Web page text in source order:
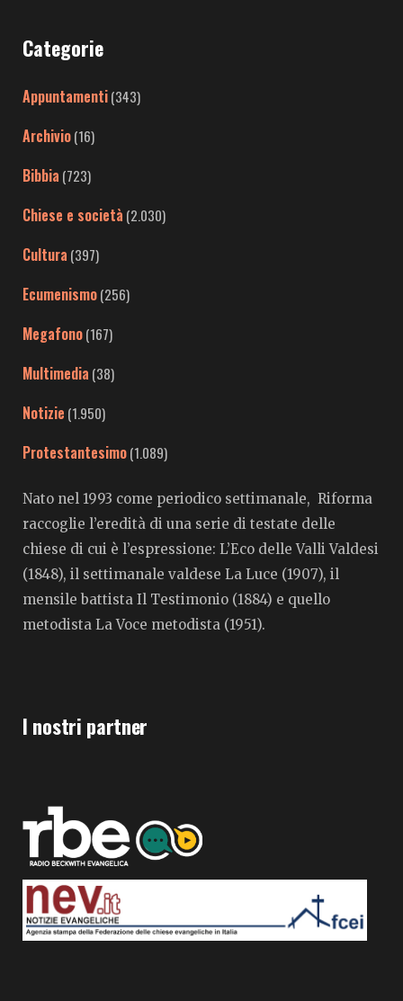
Categorie
Appuntamenti(343)
Archivio(16)
Bibbia (723)
Chiese e società (2.030)
Cultura (397)
Ecumenismo(256)
Megafono(167)
Multimedia (38)
Notizie (1.950)
Protestantesimo(1.089)
Nato nel 1993 come periodico settimanale, Riforma
raccoglie l’eredità di una serie di testate delle
chiese di cui è l’espressione: L’Eco delle Valli Valdesi
(1848), il settimanale valdese La Luce (1907), il
mensile battista Il Testimonio (1884) e quello
metodista La Voce metodista (1951).
I nostri partner